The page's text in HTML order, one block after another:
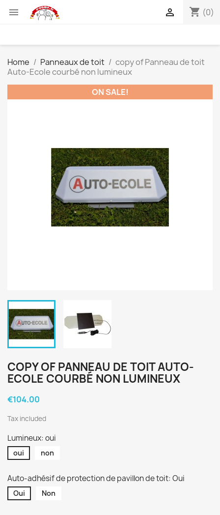
 shopping_cart (0)

Home Panneaux de toit
copy of Panneau de toit
Auto-Ecole courbé non lumineux
ON SALE!
COPY OF PANNEAU DE TOIT AUTO-
ECOLE COURBÉ NON LUMINEUX
€104.00
Tax included
Lumineux: oui
oui non
Auto-adhésif de protection de pavillon de toit: Oui
Oui Non